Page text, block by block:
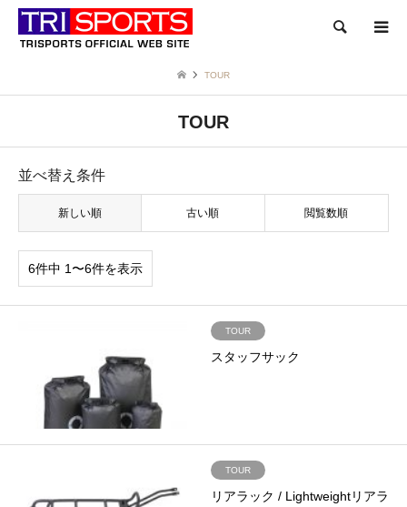
検索
TOUR
TOUR
並べ替え条件
新しい順 古い順 閲覧数順
6件中 1〜6件を表示
TOUR
スタッフサック
TOUR
リアラック / Lightweightリアラ